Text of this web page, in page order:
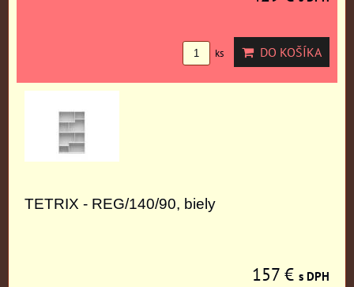
ks DO KOŠÍKA
TETRIX - REG/140/90, biely
157 € s DPH